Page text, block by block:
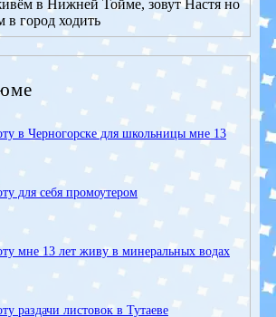
в Нижней Тойме, зовут Настя но
город ходить
в Черногорске для школьницы мне 13
для себя промоутером
мне 13 лет живу в минеральных водах
раздачи листовок в Тутаеве